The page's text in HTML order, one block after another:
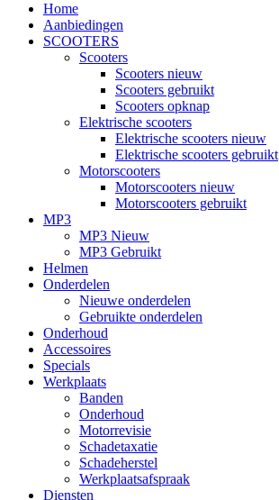
Home
Aanbiedingen
SCOOTERS
Scooters
Scooters nieuw
Scooters gebruikt
Scooters opknap
Elektrische scooters
Elektrische scooters nieuw
Elektrische scooters gebruikt
Motorscooters
Motorscooters nieuw
Motorscooters gebruikt
MP3
MP3 Nieuw
MP3 Gebruikt
Helmen
Onderdelen
Nieuwe onderdelen
Gebruikte onderdelen
Onderhoud
Accessoires
Specials
Werkplaats
Banden
Onderhoud
Motorrevisie
Schadetaxatie
Schadeherstel
Werkplaatsafspraak
Diensten